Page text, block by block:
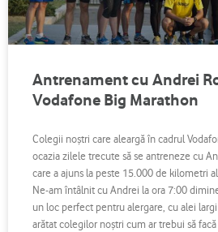
Antrenament cu Andrei
Vodafone Big Marathon
Colegii noştri care aleargă în cadrul
ocazia zilele trecute să se antreneze cu
care a ajuns la peste 15.000 de kilometri
Ne-am întâlnit cu Andrei la ora 7:00
un loc perfect pentru alergare, cu alei
arătat colegilor noştri cum ar trebui să